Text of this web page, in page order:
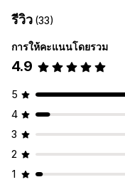
รีวิว (33)
การให้คะแนนโดยรวม
4.9
5
4
3
2
1